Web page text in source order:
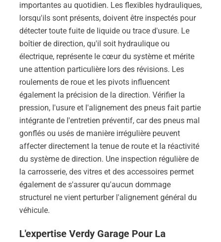
importantes au quotidien. Les flexibles hydrauliques,
lorsqu'ils sont présents, doivent être inspectés pour
détecter toute fuite de liquide ou trace d'usure. Le
boîtier de direction, qu'il soit hydraulique ou
électrique, représente le cœur du système et mérite
une attention particulière lors des révisions. Les
roulements de roue et les pivots influencent
également la précision de la direction. Vérifier la
pression, l'usure et l'alignement des pneus fait partie
intégrante de l'entretien préventif, car des pneus mal
gonflés ou usés de manière irrégulière peuvent
affecter directement la tenue de route et la réactivité
du système de direction. Une inspection régulière de
la carrosserie, des vitres et des accessoires permet
également de s'assurer qu'aucun dommage
structurel ne vient perturber l'alignement général du
véhicule.
L'expertise Verdy Garage Pour La